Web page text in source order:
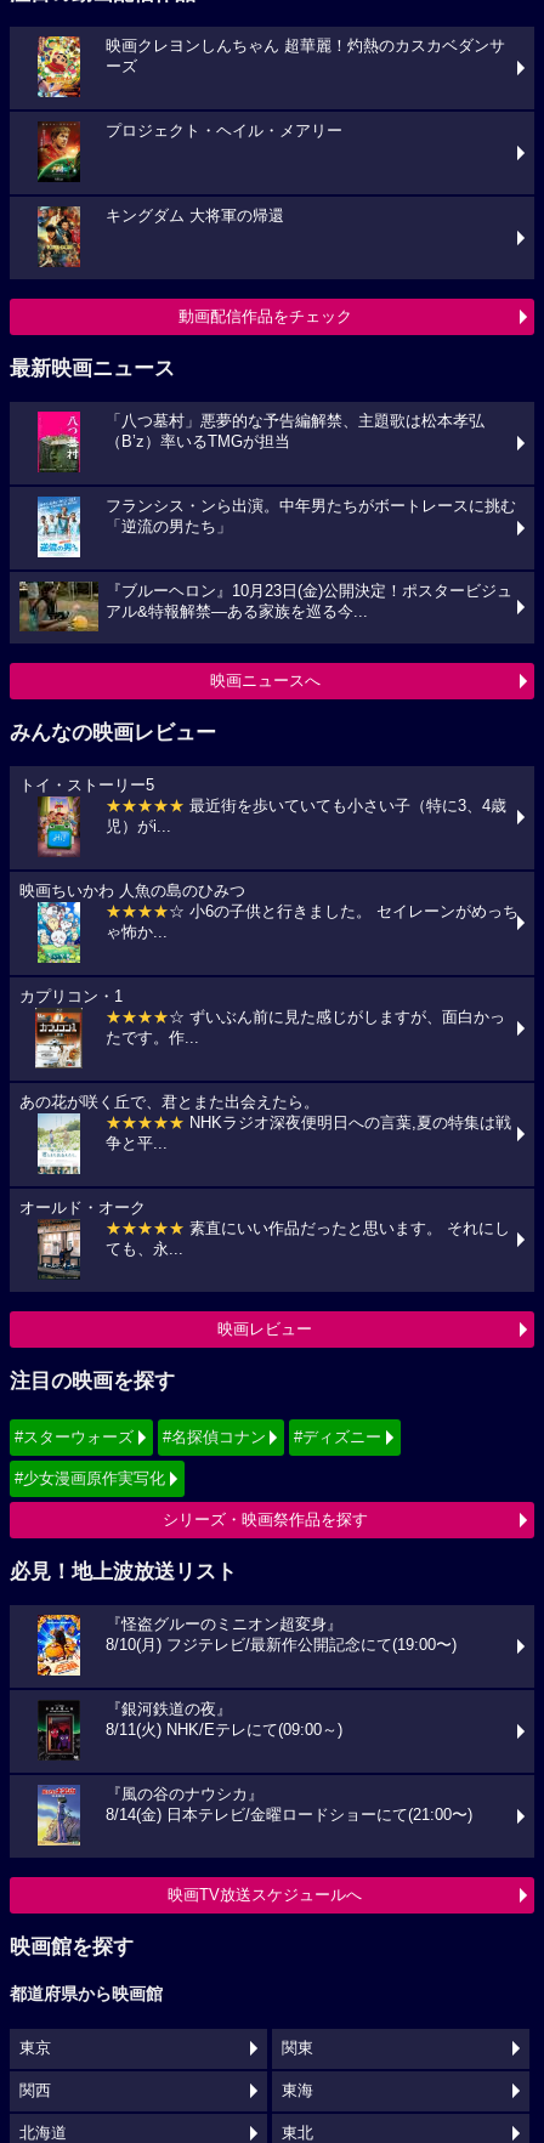
映画クレヨンしんちゃん 超華麗！灼熱のカスカベダンサ
ーズ
プロジェクト・ヘイル・メアリー
キングダム 大将軍の帰還
動画配信作品をチェック
最新映画ニュース
「八つ墓村」悪夢的な予告編解禁、主題歌は松本孝弘
（B’z）率いるTMGが担当
フランシス・ンら出演。中年男たちがボートレースに挑む
「逆流の男たち」
『ブルーヘロン』10月23日(金)公開決定！ポスタービジュ
アル&特報解禁―ある家族を巡る今...
映画ニュースへ
みんなの映画レビュー
トイ・ストーリー5
★★★★★ 最近街を歩いていても小さい子（特に3、4歳
児）がi...
映画ちいかわ 人魚の島のひみつ
★★★★☆ 小6の子供と行きました。 セイレーンがめっち
ゃ怖か...
カプリコン・1
★★★★☆ ずいぶん前に見た感じがしますが、面白かっ
たです。作...
あの花が咲く丘で、君とまた出会えたら。
★★★★★ NHKラジオ深夜便明日への言葉,夏の特集は戦
争と平...
オールド・オーク
★★★★★ 素直にいい作品だったと思います。 それにし
ても、永...
映画レビュー
注目の映画を探す
#スターウォーズ #名探偵コナン #ディズニー
#少女漫画原作実写化
シリーズ・映画祭作品を探す
必見！地上波放送リスト
『怪盗グルーのミニオン超変身』
8/10(月) フジテレビ/最新作公開記念にて(19:00〜)
『銀河鉄道の夜』
8/11(火) NHK/Eテレにて(09:00～)
『風の谷のナウシカ』
8/14(金) 日本テレビ/金曜ロードショーにて(21:00〜)
映画TV放送スケジュールへ
映画館を探す
都道府県から映画館
東京 関東
関西 東海
北海道 東北